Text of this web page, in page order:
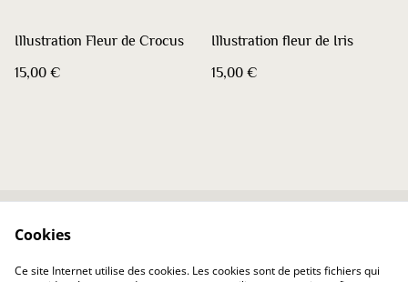
Illustration Fleur de Crocus
15,00 €
Illustration fleur de Iris
15,00 €
Cookies
Ce site Internet utilise des cookies. Les cookies sont de petits fichiers qui